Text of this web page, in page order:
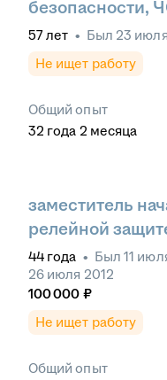
безопасности,
57лет • Был 23 июля
Не ищет работу
Общий опыт
32 года 2 месяца
заместитель
релейной
44 года • Был 11
26 июля 2012
100 000 ₽
Не ищет работу
Общий опыт